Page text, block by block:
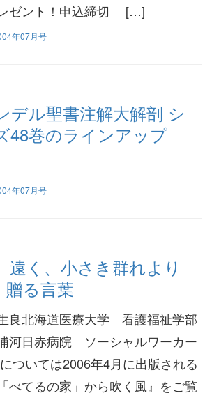
ゼント！申込締切 […]
年07月号
デル聖書注解大解剖 シ
48巻のラインアップ
年07月号
遠く、小さき群れより
贈る言葉
良北海道医療大学 看護福祉学部
河日赤病院 ソーシャルワーカー
については2006年4月に出版される
べてるの家」から吹く風』をご覧